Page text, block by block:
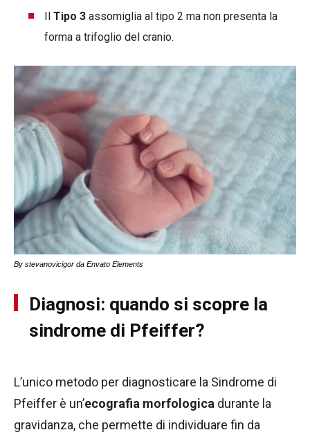
Tipo 3 assomiglia al tipo 2 ma non presenta la
forma a trifoglio del cranio.
By stevanovicigor da Envato Elements
Diagnosi: quando si scopre la
sindrome di Pfeiffer?
L’unico metodo per diagnosticare la Sindrome di
Pfeiffer è un’ecografia morfologica durante la
gravidanza, che permette di individuare fin da